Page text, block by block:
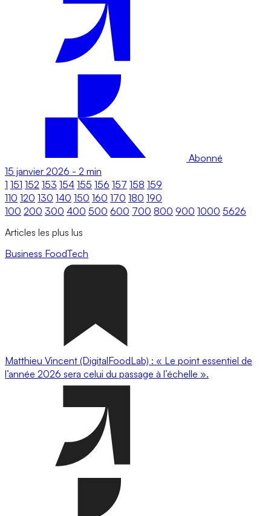
Abonné
15 janvier 2026 - 2 min
1 151 152 153 154 155 156 157 158 159
110 120 130 140 150 160 170 180 190
100 200 300 400 500 600 700 800 900 1000 5626
Articles les plus lus
Business FoodTech
Matthieu Vincent (DigitalFoodLab) : « Le point essentiel de
l’année 2026 sera celui du passage à l’échelle ».